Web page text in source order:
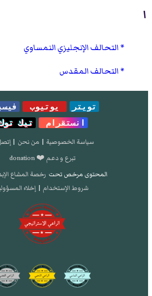
ا
التحالف الإنجليزي النمساوي
التحالف المقدس
تويتر يوتيوب
انستقرام
تيك
سياسة الخصوصية | من نحن |
تبرع و دعم ❤️ donation
المحتوى مرخص تحت رخصة المشاع
شروط الإستخدام | إخلاء